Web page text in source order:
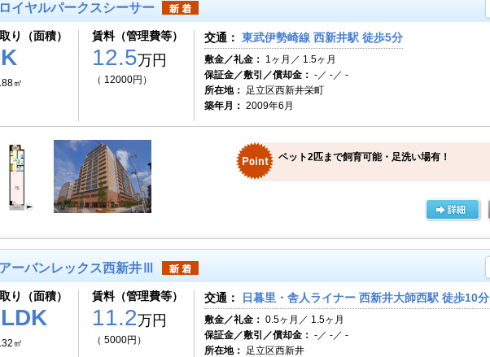
イヤルパークスシーサー
り（面積）
㎡
賃料（管理費等）
12.5万円
（ 12000円）
交通： 東武伊勢崎線 西新井駅 徒歩5分
敷金／礼金： 1ヶ月／ 1.5ヶ月
保証金／敷引／償却金： -／ -／ -
所在地： 足立区西新井栄町
築年月： 2009年6月
ペット2匹まで飼育可能・足洗い場有！
ーバンレックス西新井Ⅲ
り（面積）
㎡
賃料（管理費等）
11.2万円
（ 5000円）
交通： 日暮里・舎人ライナー 西新井大師西駅 徒歩10分
敷金／礼金： 0.5ヶ月／ 1.5ヶ月
保証金／敷引／償却金： -／ -／ -
所在地： 足立区西新井